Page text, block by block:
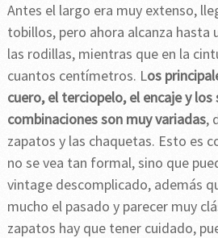
Antes el largo era muy extenso,
tobillos, pero ahora alcanza hasta
las rodillas, mientras que en la
cuantos centímetros. Los
cuero, el terciopelo, el encaje y
combinaciones son muy variadas,
zapatos y las chaquetas. Esto es
no se vea tan formal, sino que
vintage descomplicado, además
mucho el pasado y parecer muy
zapatos hay que tener cuidado,